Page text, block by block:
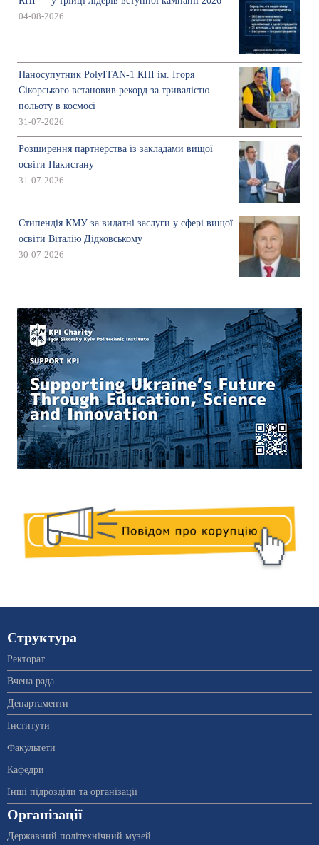
04-08-2026
Наносупутник PolyITAN-1 КПІ ім. Ігоря
Сікорського встановив рекорд за тривалістю
польоту в космосі
31-07-2026
Розширення партнерства із закладами вищої
освіти Пакистану
31-07-2026
Стипендія КМУ за видатні заслуги у сфері вищої
освіти Віталію Дідковському
30-07-2026
Структура
Ректорат
Вчена рада
Департаменти
Інститути
Факультети
Кафедри
Інші підрозділи та організації
Організації
Державний політехнічний музей